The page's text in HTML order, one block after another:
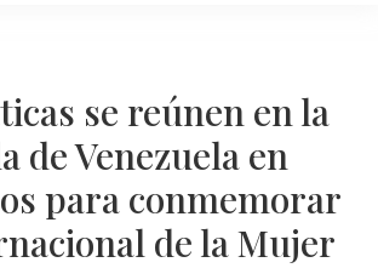
se reúnen en la
de Venezuela en
para conmemorar
de la Mujer